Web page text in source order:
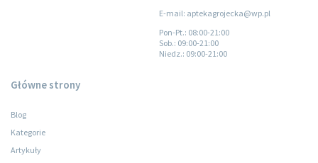
E-mail: aptekagrojecka@wp.pl
Pon-Pt.: 08:00-21:00
Sob.: 09:00-21:00
Niedz.: 09:00-21:00
Główne strony
Blog
Kategorie
Artykuły